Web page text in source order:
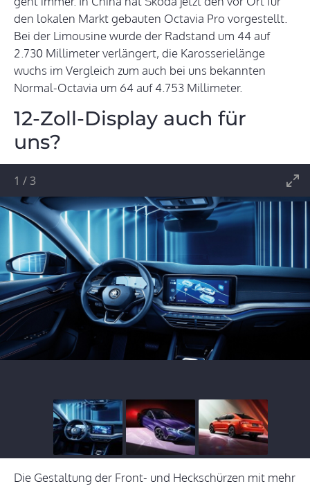
den lokalen Markt gebauten Octavia Pro vorgestellt.
Bei der Limousine wurde der Radstand um 44 auf
2.730 Millimeter verlängert, die Karosserielänge
wuchs im Vergleich zum auch bei uns bekannten
Normal-Octavia um 64 auf 4.753 Millimeter.
12-Zoll-Display auch für
uns?
1 /3
Die Gestaltung der Front- und Heckschürzen mit mehr